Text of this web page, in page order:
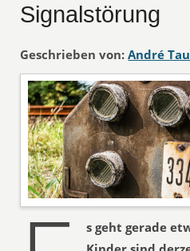
Signalstörung
Geschrieben von: André
s geht gerade